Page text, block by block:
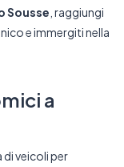
Sousse , raggiungi
e immergiti nella
a
di veicoli per